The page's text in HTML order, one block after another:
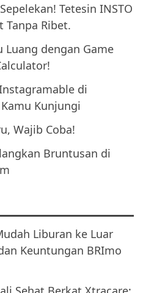
Tetesin INSTO
Tanpa Ribet.
dengan Game
di
Kunjungi
Wajib Coba!
Bruntusan di
Liburan ke Luar
Keuntungan BRImo